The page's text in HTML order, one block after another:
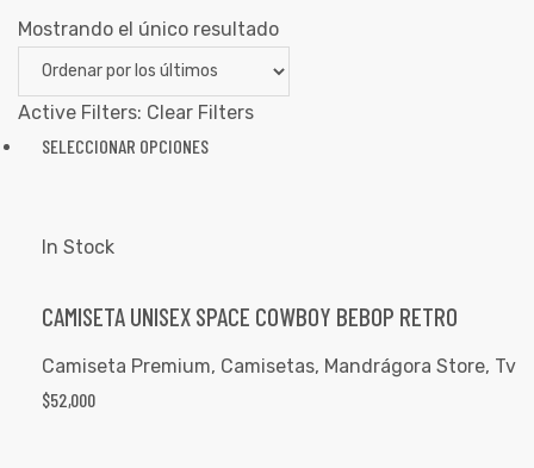
Mostrando el único resultado
Active Filters: Clear Filters
SELECCIONAR OPCIONES
In Stock
CAMISETA UNISEX SPACE COWBOY BEBOP RETRO
Camiseta Premium, Camisetas, Mandrágora Store, Tv
$52,000